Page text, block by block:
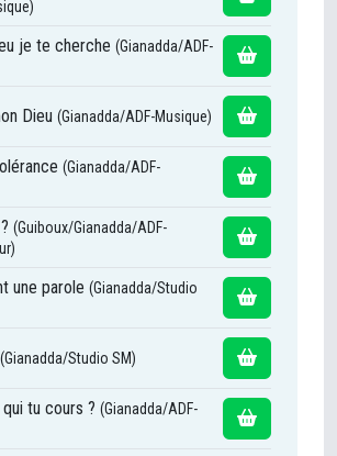
je te cherche (Gianadda/ADF-
Dieu (Gianadda/ADF-Musique)
(Gianadda/ADF-
(Guiboux/Gianadda/ADF-
une parole (Gianadda/Studio
(Gianadda/Studio SM)
tu cours ? (Gianadda/ADF-